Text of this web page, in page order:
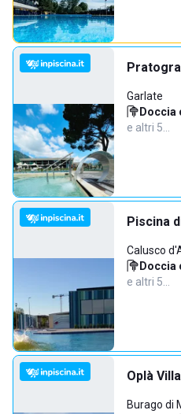
Garlate
Doccia
e altri 5…
Piscina
Calusco
Doccia
e altri 5…
Oplà
Burago di